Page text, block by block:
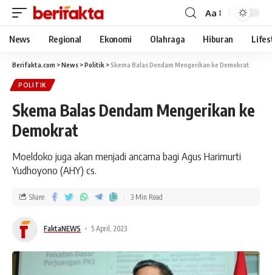
Aa
News Regional Ekonomi Olahraga Hiburan
Berifakta.com >News >Politik >Skema Balas Dendam Mengerikan ke Demokrat
POLITIK
Skema Balas Dendam Mengerikan ke
Demokrat
Moeldoko juga akan menjadi ancama bagi Agus Harimurti
Yudhoyono (AHY) cs.
FaktaNEWS 5 April, 2023
Share 3 Min Read